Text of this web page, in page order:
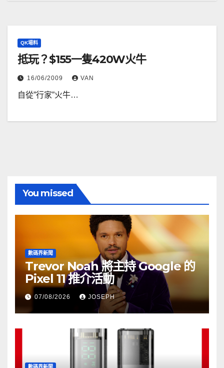
QK場料
抵玩？$155一隻420W火牛
16/06/2009 VAN
自從”行家”火牛…
You missed
數碼界新聞
Trevor Noah 將主持 Google 的
Pixel 11 推介活動
07/08/2026 JOSEPH
數碼界新聞